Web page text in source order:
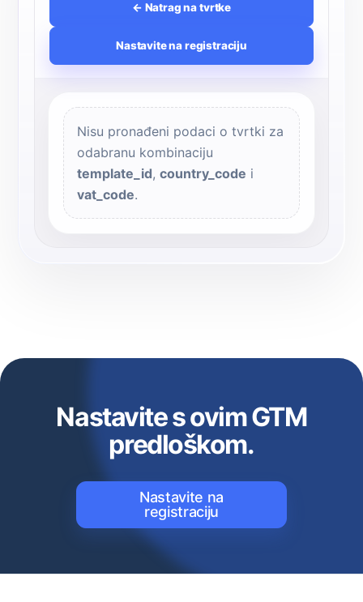
← Natrag na tvrtke
Nastavite na registraciju
Nisu pronađeni podaci o tvrtki za
odabranu kombinaciju
template_id, country_code i
vat_code.
Nastavite s ovim GTM
predloškom.
Nastavite na
registraciju